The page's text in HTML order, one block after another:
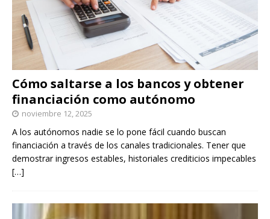
Cómo saltarse a los bancos y obtener
financiación como autónomo
noviembre 12, 2025
A los autónomos nadie se lo pone fácil cuando buscan
financiación a través de los canales tradicionales. Tener que
demostrar ingresos estables, historiales crediticios impecables
[…]